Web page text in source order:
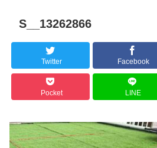
S__13262866
Twitter Facebook
Pocket LINE